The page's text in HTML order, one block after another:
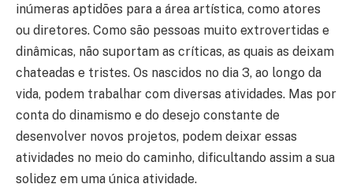
inúmeras aptidões para a área artística, como atores
ou diretores. Como são pessoas muito extrovertidas e
dinâmicas, não suportam as críticas, as quais as deixam
chateadas e tristes. Os nascidos no dia 3, ao longo da
vida, podem trabalhar com diversas atividades. Mas por
conta do dinamismo e do desejo constante de
desenvolver novos projetos, podem deixar essas
atividades no meio do caminho, dificultando assim a sua
solidez em uma única atividade.